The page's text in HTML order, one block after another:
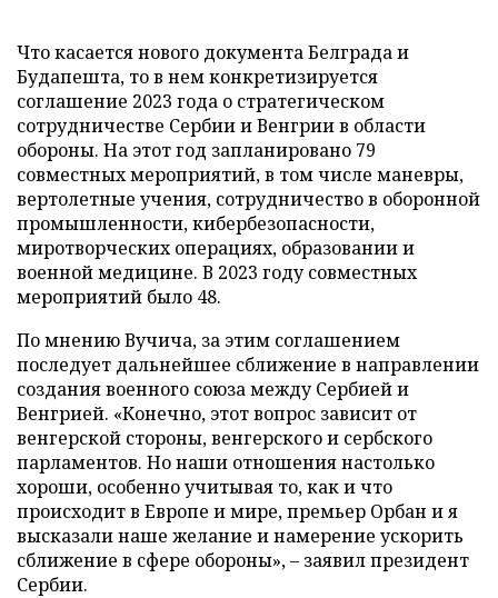
Что касается нового документа Белграда и
Будапешта, то в нем конкретизируется
соглашение 2023 года о стратегическом
сотрудничестве Сербии и Венгрии в области
обороны. На этот год запланировано 79
совместных мероприятий, в том числе маневры,
вертолетные учения, сотрудничество в оборонной
промышленности, кибербезопасности,
миротворческих операциях, образовании и
военной медицине. В 2023 году совместных
мероприятий было 48.
По мнению Вучича, за этим соглашением
последует дальнейшее сближение в направлении
создания военного союза между Сербией и
Венгрией. «Конечно, этот вопрос зависит от
венгерской стороны, венгерского и сербского
парламентов. Но наши отношения настолько
хороши, особенно учитывая то, как и что
происходит в Европе и мире, премьер Орбан и я
высказали наше желание и намерение ускорить
сближение в сфере обороны», – заявил президент
Сербии.